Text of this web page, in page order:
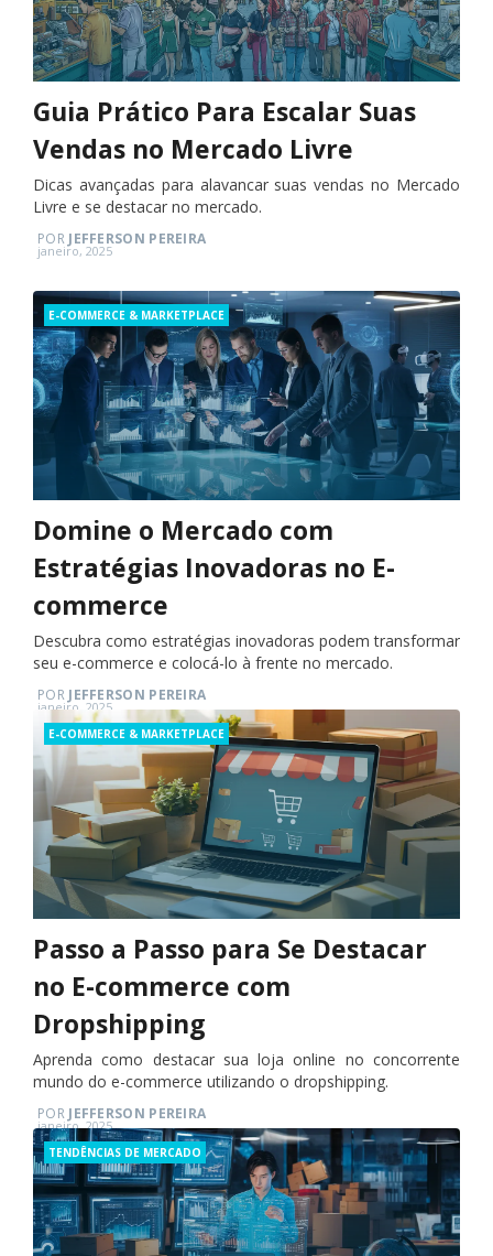
Guia Prático Para Escalar Suas
Vendas no Mercado Livre
Dicas avançadas para alavancar suas vendas no Mercado
Livre e se destacar no mercado.
PORJEFFERSON PEREIRA
Posted
janeiro, 2025
Categories
E-COMMERCE & MARKETPLACE
Domine o Mercado com
Estratégias Inovadoras no E-
commerce
Descubra como estratégias inovadoras podem transformar
seu e-commerce e colocá-lo à frente no mercado.
PORJEFFERSON PEREIRA
Posted
on
janeiro, 2025
Categories
E-COMMERCE & MARKETPLACE
Passo a Passo para Se Destacar
no E-commerce com
Dropshipping
Aprenda como destacar sua loja online no concorrente
mundo do e-commerce utilizando o dropshipping.
PORJEFFERSON PEREIRA
Posted
on
janeiro, 2025
Categories
TENDÊNCIAS DE MERCADO